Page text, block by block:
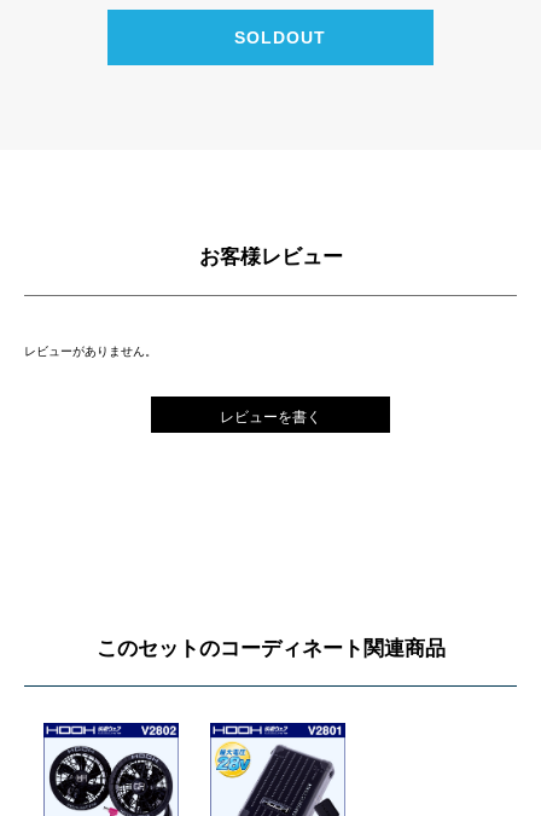
お客様レビュー
レビューがありません。
レビューを書く
このセットのコーディネート関連商品